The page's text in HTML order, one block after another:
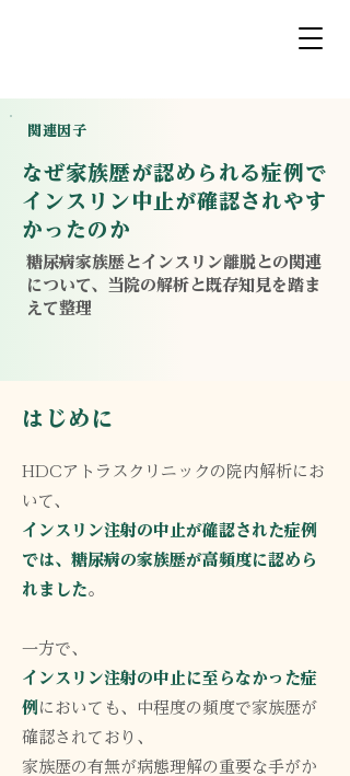
関連因子
なぜ家族歴が認められる症例で
​インスリン中止が確認されやす
かったのか
糖尿病家族歴とインスリン離脱との関連
について、当院の解析と既存知見を踏ま
えて整理
はじめに
HDCアトラスクリニックの院内解析にお
いて、
インスリン注射の中止が確認された症例
では、糖尿病の家族歴が高頻度に認めら
れました。
一方で、
インスリン注射の中止に至らなかった症
例 においても、中程度の頻度で家族歴が
確認されており、
家族歴の有無が病態理解の重要な手がか